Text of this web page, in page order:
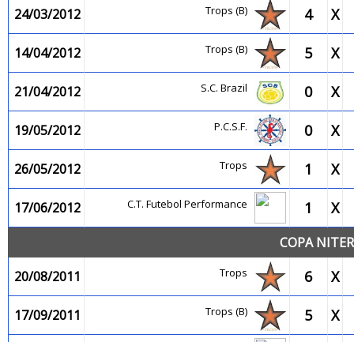
24/03/2012
Trops (B) 4 X
14/04/2012 Trops (B) 5 X
21/04/2012 S.C. Brazil 0 X
19/05/2012 P.C.S.F. 0 X
26/05/2012 Trops 1 X
17/06/2012 C.T. Futebol Performance 1 X
COPA
20/08/2011
Trops 6 X
17/09/2011 Trops (B) 5 X